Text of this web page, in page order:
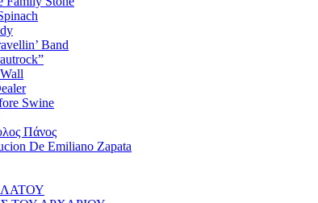
Band
Swine
Πάνος
De Emiliano Zapata